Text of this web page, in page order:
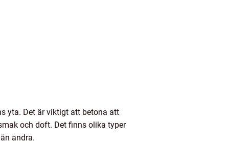
yta. Det är viktigt att betona att
och doft. Det finns olika typer
andra.